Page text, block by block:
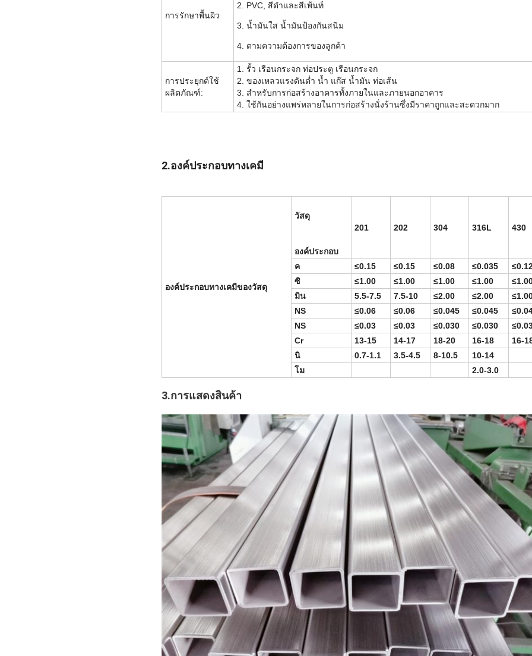
การรักษาพื้นผิว
2. PVC, สีดำและสีเพ้นท์
3. น้ำมันใส น้ำมันป้องกันสนิม
4. ตามความต้องการของลูกค้า
การประยุกต์ใช้
ผลิตภัณฑ์:
1. รั้ว เรือนกระจก ท่อประตู เรือนกระจก
2. ของเหลวแรงดันต่ำ น้ำ แก๊ส น้ำมัน ท่อเส้น
3. สำหรับการก่อสร้างอาคารทั้งภายในและภายนอกอาคาร
4. ใช้กันอย่างแพร่หลายในการก่อสร้างนั่งร้านซึ่งมีราคาถูกและสะดวกมาก
2.องค์ประกอบทางเคมี
องค์ประกอบทางเคมีของวัสดุ
วัสดุ
องค์ประกอบ
201 202 304 316L 430
ค ≤0.15 ≤0.15 ≤0.08 ≤0.035
ซิ
≤1.00 ≤1.00 ≤1.00 ≤1.00
มิน
5.5-7.5 7.5-10 ≤2.00 ≤2.00
NS
≤0.06 ≤0.06 ≤0.045 ≤0.045
NS
≤0.03 ≤0.03 ≤0.030 ≤0.030
Cr
13-15 14-17 18-20 16-18
16-
นิ
0.7-1.1 3.5-4.5 8-10.5
10-14
โม
2.0-3.0
3.การแสดงสินค้า